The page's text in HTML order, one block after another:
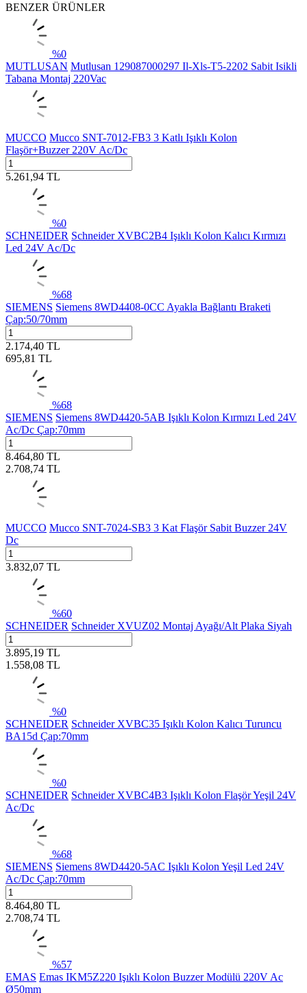
BENZER ÜRÜNLER
%0
MUTLUSAN Mutlusan 129087000297 Il-Xls-T5-2202 Sabit Isikli
Tabana Montaj 220Vac
MUCCO Mucco SNT-7012-FB3 3 Katlı Işıklı Kolon
Flaşör+Buzzer 220V Ac/Dc
5.261,94 TL
%0
SCHNEIDER Schneider XVBC2B4 Işıklı Kolon Kalıcı Kırmızı
Led 24V Ac/Dc
%68
SIEMENS Siemens 8WD4408-0CC Ayakla Bağlantı Braketi
Çap:50/70mm
2.174,40 TL
695,81 TL
%68
SIEMENS Siemens 8WD4420-5AB Işıklı Kolon Kırmızı Led 24V
Ac/Dc Çap:70mm
8.464,80 TL
2.708,74 TL
MUCCO Mucco SNT-7024-SB3 3 Kat Flaşör Sabit Buzzer 24V
Dc
3.832,07 TL
%60
SCHNEIDER Schneider XVUZ02 Montaj Ayağı/Alt Plaka Siyah
3.895,19 TL
1.558,08 TL
%0
SCHNEIDER Schneider XVBC35 Işıklı Kolon Kalıcı Turuncu
BA15d Çap:70mm
%0
SCHNEIDER Schneider XVBC4B3 Işıklı Kolon Flaşör Yeşil 24V
Ac/Dc
%68
SIEMENS Siemens 8WD4420-5AC Işıklı Kolon Yeşil Led 24V
Ac/Dc Çap:70mm
8.464,80 TL
2.708,74 TL
%57
EMAS Emas IKM5Z220 Işıklı Kolon Buzzer Modülü 220V Ac
Ø50mm